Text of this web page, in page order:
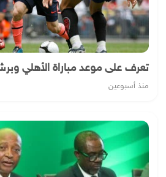
تعرف على موعد مباراة الأهلي
منذ أسبوعين